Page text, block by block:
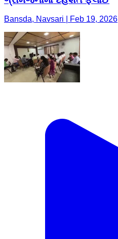
Bansda, Navsari | Feb 19, 2026